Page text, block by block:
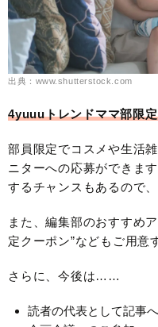
出典：www.shutterstock.com
4yuuuトレンドママ部限
部員限定でコスメや生活
ニターへの応募ができま
するチャンスもあるので
また、編集部のおすすめ
定クーポン”などもご用意
さらに、今後は……
読者の代表として記事